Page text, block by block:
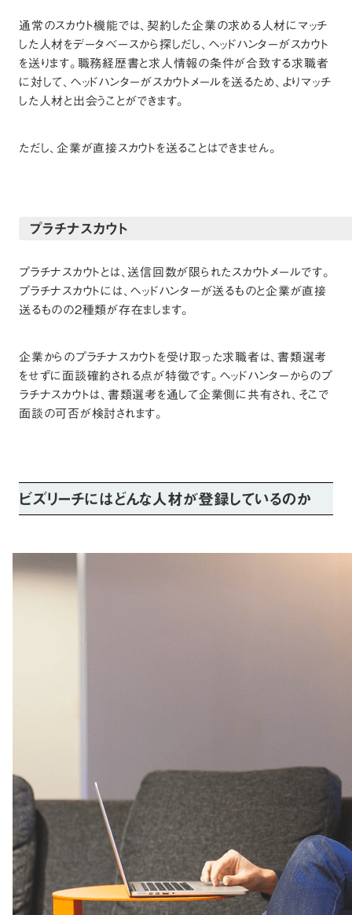
通常のスカウト機能では、契約した企業の求める人材にマッチ
した人材をデータベースから探しだし、ヘッドハンターがスカウト
を送ります。職務経歴書と求人情報の条件が合致する求職者
に対して、ヘッドハンターがスカウトメールを送るため、よりマッチ
した人材と出会うことができます。
ただし、企業が直接スカウトを送ることはできません。
プラチナスカウト
プラチナスカウトとは、送信回数が限られたスカウトメールです。
プラチナスカウトには、ヘッドハンターが送るものと企業が直接
送るものの2種類が存在まします。
企業からのプラチナスカウトを受け取った求職者は、書類選考
をせずに面談確約される点が特徴です。ヘッドハンターからのプ
ラチナスカウトは、書類選考を通して企業側に共有され、そこで
面談の可否が検討されます。
ビズリーチにはどんな人材が登録しているのか